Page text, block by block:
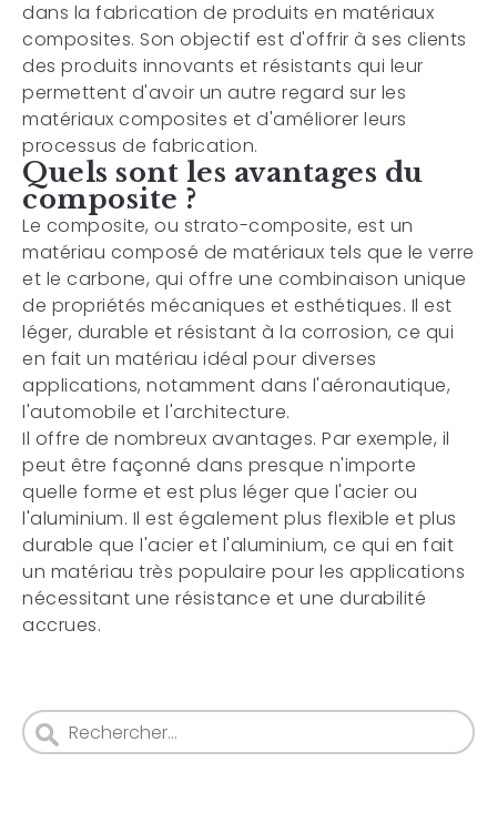
dans la fabrication de produits en matériaux
composites. Son objectif est d'offrir à ses clients
des produits innovants et résistants qui leur
permettent d'avoir un autre regard sur les
matériaux composites et d'améliorer leurs
processus de fabrication.
Quels sont les avantages du
composite ?
Le composite, ou strato-composite, est un
matériau composé de matériaux tels que le verre
et le carbone, qui offre une combinaison unique
de propriétés mécaniques et esthétiques. Il est
léger, durable et résistant à la corrosion, ce qui
en fait un matériau idéal pour diverses
applications, notamment dans l'aéronautique,
l'automobile et l'architecture.
Il offre de nombreux avantages. Par exemple, il
peut être façonné dans presque n'importe
quelle forme et est plus léger que l'acier ou
l'aluminium. Il est également plus flexible et plus
durable que l'acier et l'aluminium, ce qui en fait
un matériau très populaire pour les applications
nécessitant une résistance et une durabilité
accrues.